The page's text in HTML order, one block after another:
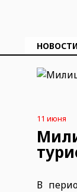
11 июня
В